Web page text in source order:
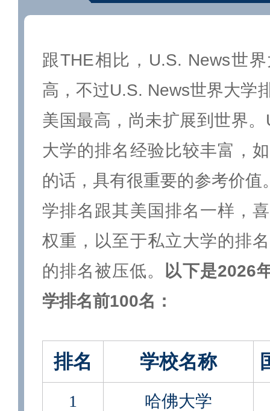
跟THE相比，U.S. News世
高，不过U.S. News世界大学
美国最高，尚未扩展到世界
大学的排名经验比较丰富，
的话，具有很重要的参考价值
学排名跟其美国排名一样，
权重，以至于私立大学的排
的排名被压低。 以下是2026
学排名前100名：
排名 学校名称
1 哈佛大学